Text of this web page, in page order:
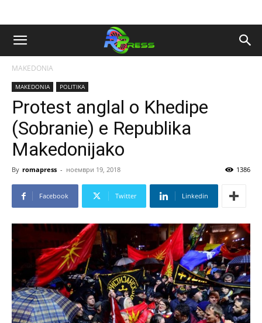
MAKEDONIA
MAKEDONIA POLITIKA
Protest anglal o Khedipe
(Sobranie) e Republika
Makedonijako
By romapress - ноември 19, 2018 1386
Facebook Twitter Linkedin